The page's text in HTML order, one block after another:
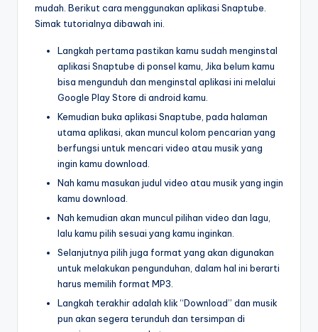
mudah. Berikut cara menggunakan aplikasi Snaptube.
Simak tutorialnya dibawah ini.
Langkah pertama pastikan kamu sudah menginstal
aplikasi Snaptube di ponsel kamu, Jika belum kamu
bisa mengunduh dan menginstal aplikasi ini melalui
Google Play Store di android kamu.
Kemudian buka aplikasi Snaptube, pada halaman
utama aplikasi, akan muncul kolom pencarian yang
berfungsi untuk mencari video atau musik yang
ingin kamu download.
Nah kamu masukan judul video atau musik yang ingin
kamu download.
Nah kemudian akan muncul pilihan video dan lagu,
lalu kamu pilih sesuai yang kamu inginkan.
Selanjutnya pilih juga format yang akan digunakan
untuk melakukan pengunduhan, dalam hal ini berarti
harus memilih format MP3.
Langkah terakhir adalah klik “Download” dan musik
pun akan segera terunduh dan tersimpan di